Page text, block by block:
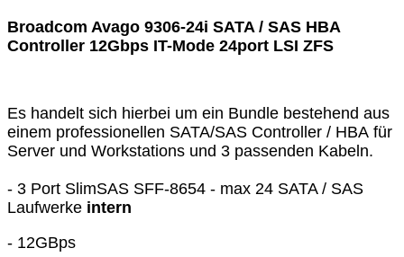
Broadcom Avago 9306-24i SATA / SAS HBA
Controller 12Gbps IT-Mode 24port LSI ZFS
Es handelt sich hierbei um ein Bundle bestehend aus
einem professionellen SATA/SAS Controller / HBA für
Server und Workstations und 3 passenden Kabeln.
- 3 Port SlimSAS SFF-8654 - max 24 SATA / SAS
Laufwerke intern
- 12GBps